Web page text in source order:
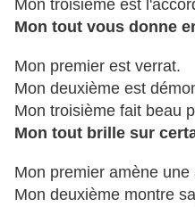
Mon troisième est
Mon tout vous donne
Mon premier est verrat.
Mon deuxième est
Mon troisième fait beau
Mon tout brille sur
Mon premier amène une
Mon deuxième montre